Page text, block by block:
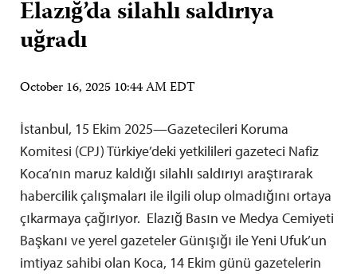
Elazığ’da silahlı saldırıya
uğradı
October 16, 2025 10:44 AM EDT
İstanbul, 15 Ekim 2025—Gazetecileri Koruma
Komitesi (CPJ) Türkiye’deki yetkilileri gazeteci Nafiz
Koca’nın maruz kaldığı silahlı saldırıyı araştırarak
habercilik çalışmaları ile ilgili olup olmadığını ortaya
çıkarmaya çağırıyor. Elazığ Basın ve Medya Cemiyeti
Başkanı ve yerel gazeteler Günışığı ile Yeni Ufuk’un
imtiyaz sahibi olan Koca, 14 Ekim günü gazetelerin